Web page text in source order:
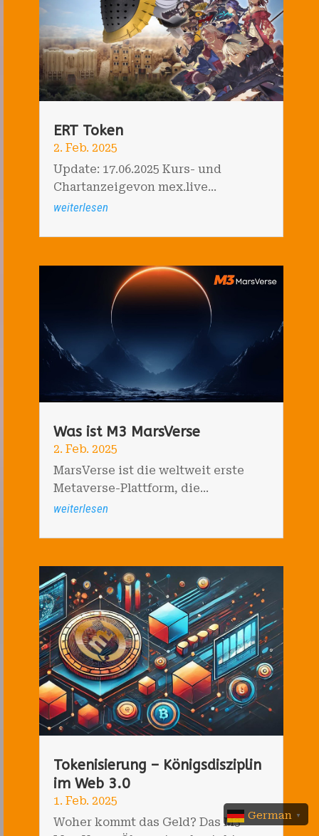
ERT Token
2. Feb. 2025
Update: 17.06.2025 Kurs- und
Chartanzeigevon mex.live...
weiterlesen
Was ist M3 MarsVerse
2. Feb. 2025
MarsVerse ist die weltweit erste
Metaverse-Plattform, die...
weiterlesen
Tokenisierung – Königsdisziplin
im Web 3.0
1. Feb. 2025
Woher kommt das Geld? Das M3 German ▼